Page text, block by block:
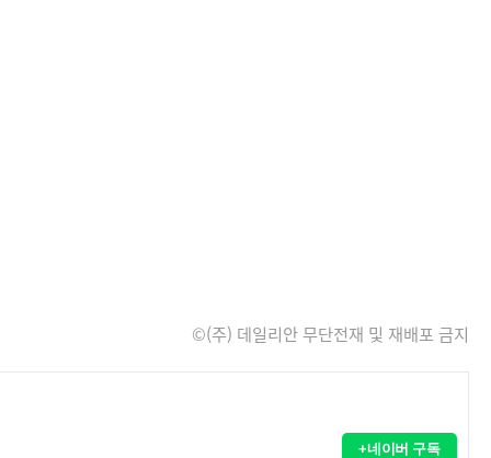
©(주) 데일리안 무단전재 및 재배포 금지
+네이버 구독